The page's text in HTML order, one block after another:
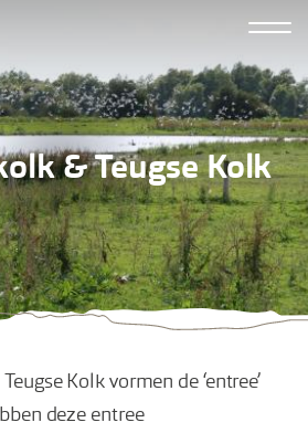
K3
derde
& Teugse Kolk
Kolk vormen de ‘entree’
deze entree